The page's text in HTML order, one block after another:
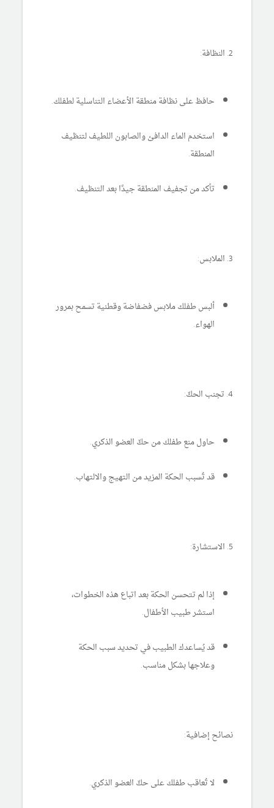
2. النظافة:
حافظ على نظافة منطقة الأعضاء التناسلية لطفلك.
استخدم الماء الدافئ والصابون اللطيف لتنظيف
المنطقة.
تأكد من تجفيف المنطقة جيدًا بعد التنظيف.
3. الملابس:
ألبس طفلك ملابس فضفاضة وقطنية تسمح بمرور
الهواء.
4. تجنب الحكّ:
حاول منع طفلك من حكّ العضو الذكري.
قد تُسبب الحكة المزيد من التهيج والالتهاب.
5. الاستشارة:
إذا لم تتحسن الحكة بعد اتباع هذه الخطوات،
استشر طبيب الأطفال.
قد يُساعدك الطبيب في تحديد سبب الحكة
وعلاجها بشكل مناسب.
نصائح إضافية:
لا تُعاقب طفلك على حكّ العضو الذكري.